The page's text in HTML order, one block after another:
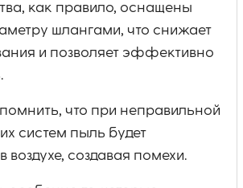
как правило, оснащены
шлангами, что снижает
и позволяет эффективно
что при неправильной
систем пыль будет
воздухе, создавая помехи.